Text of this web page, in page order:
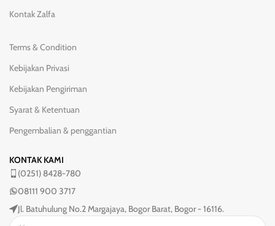
Kontak Zalfa
Terms & Condition
Kebijakan Privasi
Kebijakan Pengiriman
Syarat & Ketentuan
Pengembalian & penggantian
KONTAK KAMI
(0251) 8428-780
08111 900 3717
Jl. Batuhulung No.2 Margajaya, Bogor Barat, Bogor - 16116.